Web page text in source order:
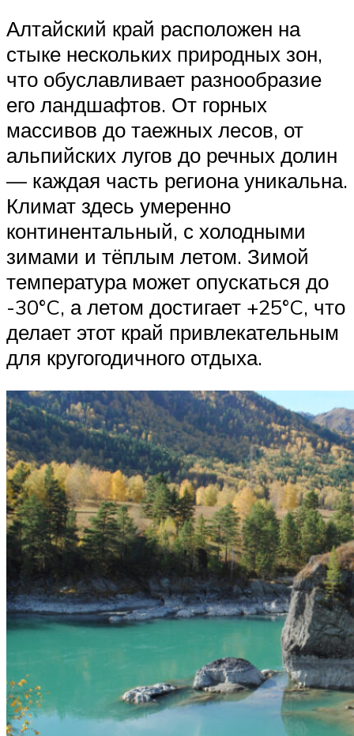
Алтайский край расположен на
стыке нескольких природных зон,
что обуславливает разнообразие
его ландшафтов. От горных
массивов до таежных лесов, от
альпийских лугов до речных долин
— каждая часть региона уникальна.
Климат здесь умеренно
континентальный, с холодными
зимами и тёплым летом. Зимой
температура может опускаться до
-30°C, а летом достигает +25°C, что
делает этот край привлекательным
для кругогодичного отдыха.